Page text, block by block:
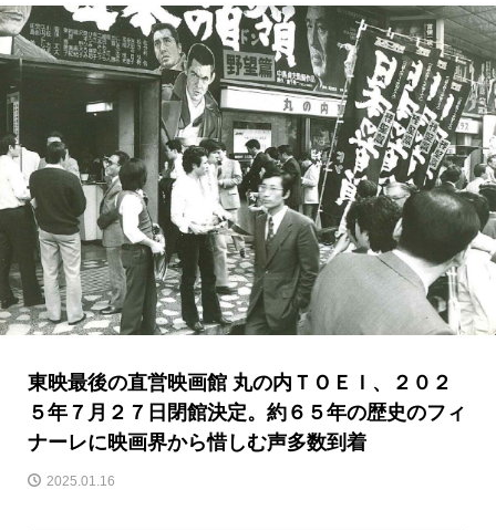
東映最後の直営映画館 丸の内ＴＯＥＩ、２０２
５年７月２７日閉館決定。約６５年の歴史のフィ
ナーレに映画界から惜しむ声多数到着
2025.01.16